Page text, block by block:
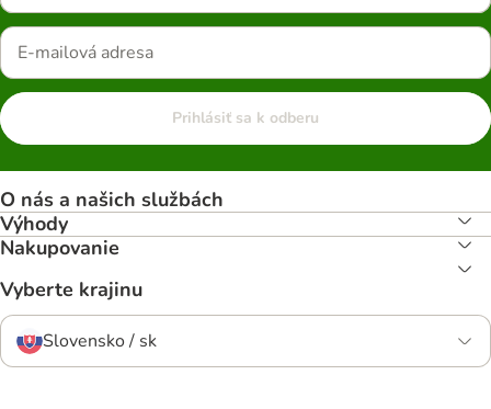
Prihlásiť sa k odberu
O nás a našich službách
Výhody
Nakupovanie
Vyberte krajinu
Slovensko / sk